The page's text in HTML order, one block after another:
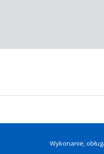
Wykonanie,